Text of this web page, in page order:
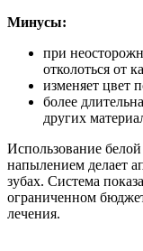
Минусы:
при
отколоться от
изменяет цвет
более
других
Использование
напылением делает
зубах. Система
ограниченном
лечения.